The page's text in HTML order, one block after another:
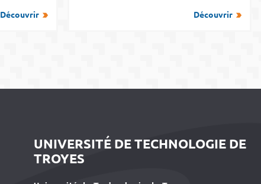
Découvrir Découvrir
UNIVERSITÉ DE TECHNOLOGIE DE
TROYES